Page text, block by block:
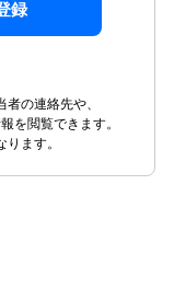
録
の連絡先や、
を閲覧できます。
ます。